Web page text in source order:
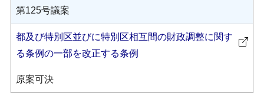
第125号議案
都及び特別区並びに特別区相互間の財政調整に関す
る条例の一部を改正する条例
原案可決